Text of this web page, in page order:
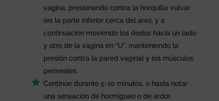
vagina, presionando contra la horquilla vulvar
(es la parte inferior cerca del ano), y a
continuación moviendo los dedos hacia un lado
y otro de la vagina en “U”, manteniendo la
presión contra la pared vaginal y los músculos
perineales.
Continúe durante 5-10 minutos, o hasta notar
una sensación de hormigueo o de ardor.